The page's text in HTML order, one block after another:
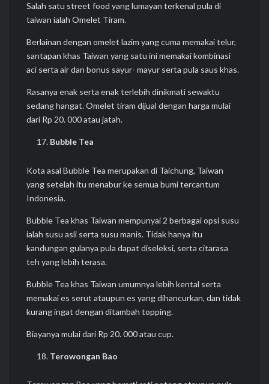
Salah satu street food yang lumayan terkenal pula di
taiwan ialah Omelet Tiram.
Berlainan dengan omelet lazim yang cuma memakai telur,
santapan khas Taiwan yang satu ini memakai kombinasi
aci serta air dan bonus sayur- mayur serta pula saus khas.
Rasanya enak serta enak terlebih dinikmati sewaktu
sedang hangat. Omelet tiram dijual dengan harga mulai
dari Rp 20. 000 atau jatah.
Bubble Tea
Kota asal Bubble Tea merupakan di Taichung, Taiwan
yang setelah itu menabur ke semua bumi tercantum
Indonesia.
Bubble Tea khas Taiwan mempunyai 2 berbagai opsi susu
ialah susu asli serta susu manis. Tidak hanya itu
kandungan gulanya pula dapat diseleksi, serta citarasa
teh yang lebih terasa.
Bubble Tea khas Taiwan umumnya lebih kental serta
memakai es serut ataupun es yang dihancurkan, dan tidak
kurang ingat dengan ditambah topping.
Biayanya mulai dari Rp 20. 000 atau cup.
Terowongan Bao